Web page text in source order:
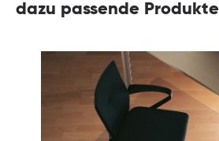
dazu passende Produkte